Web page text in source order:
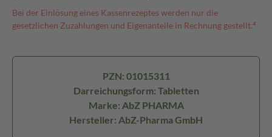
Bei der Einlösung eines Kassenrezeptes werden nur die
gesetzlichen Zuzahlungen und Eigenanteile in Rechnung gestellt.⁴
PZN: 01015311
Darreichungsform: Tabletten
Marke: AbZ PHARMA
Hersteller: AbZ-Pharma GmbH